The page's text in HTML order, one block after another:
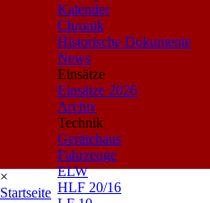
Kalender
Chronik
Historische Dokumente
News
Einsätze
Einsätze 2026
Archiv
Technik
Gerätehaus
Fahrzeuge
ELW
HLF 20/16
×
Startseite